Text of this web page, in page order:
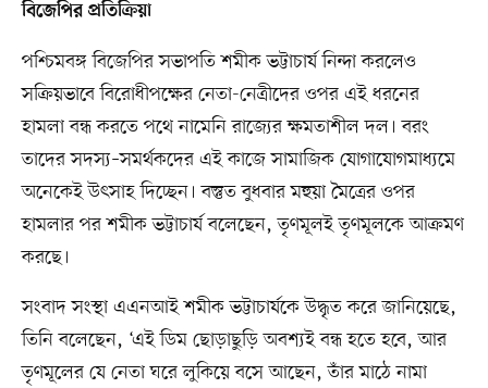
বিজেপির প্রতিক্রিয়া
পশ্চিমবঙ্গ বিজেপির সভাপতি শমীক ভট্টাচার্য নিন্দা করলেও
সক্রিয়ভাবে বিরোধীপক্ষের নেতা-নেত্রীদের ওপর এই ধরনের
হামলা বন্ধ করতে পথে নামেনি রাজ্যের ক্ষমতাশীল দল। বরং
তাদের সদস্য–সমর্থকদের এই কাজে সামাজিক যোগাযোগমাধ্যমে
অনেকেই উৎসাহ দিচ্ছেন। বস্তুত বুধবার মহুয়া মৈত্রের ওপর
হামলার পর শমীক ভট্টাচার্য বলেছেন, তৃণমূলই তৃণমূলকে আক্রমণ
করছে।
সংবাদ সংস্থা এএনআই শমীক ভট্টাচার্যকে উদ্ধৃত করে জানিয়েছে,
তিনি বলেছেন, ‘এই ডিম ছোড়াছুড়ি অবশ্যই বন্ধ হতে হবে, আর
তৃণমূলের যে নেতা ঘরে লুকিয়ে বসে আছেন, তাঁর মাঠে নামা